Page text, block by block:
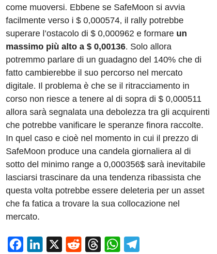
come muoversi. Ebbene se SafeMoon si avvia
facilmente verso i $ 0,000574, il rally potrebbe
superare l’ostacolo di $ 0,000962 e formare un
massimo più alto a $ 0,00136. Solo allora
potremmo parlare di un guadagno del 140% che di
fatto cambierebbe il suo percorso nel mercato
digitale. Il problema è che se il ritracciamento in
corso non riesce a tenere al di sopra di $ 0,000511
allora sarà segnalata una debolezza tra gli acquirenti
che potrebbe vanificare le speranze finora raccolte.
In quel caso e cioè nel momento in cui il prezzo di
SafeMoon produce una candela giornaliera al di
sotto del minimo range a 0,000356$ sarà inevitabile
lasciarsi trascinare da una tendenza ribassista che
questa volta potrebbe essere deleteria per un asset
che fa fatica a trovare la sua collocazione nel
mercato.
F
Li
X
R
T
W